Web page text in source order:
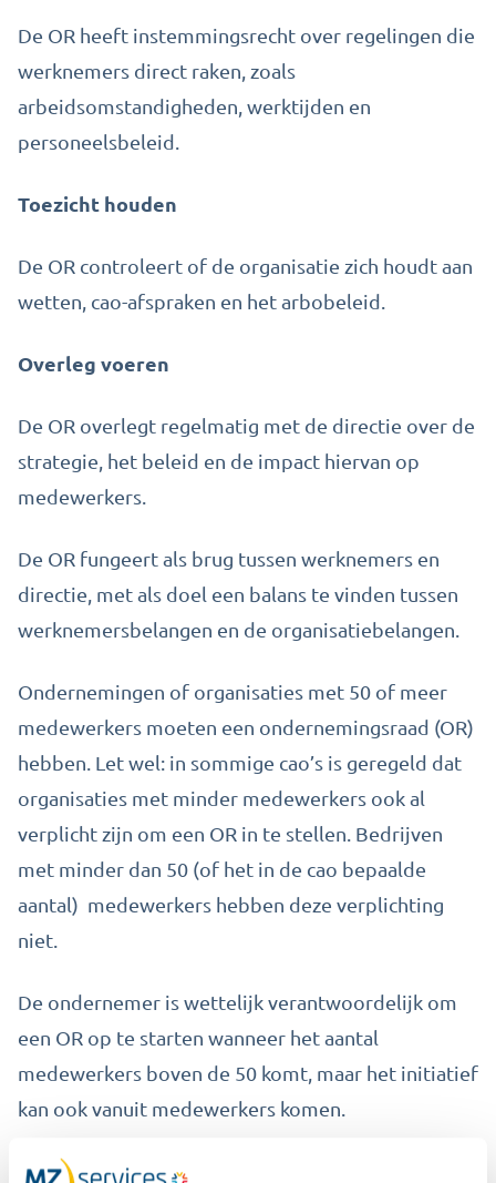
De OR heeft instemmingsrecht over regelingen die
werknemers direct raken, zoals
arbeidsomstandigheden, werktijden en
personeelsbeleid.
Toezicht houden
De OR controleert of de organisatie zich houdt aan
wetten, cao-afspraken en het arbobeleid.
Overleg voeren
De OR overlegt regelmatig met de directie over de
strategie, het beleid en de impact hiervan op
medewerkers.
De OR fungeert als brug tussen werknemers en
directie, met als doel een balans te vinden tussen
werknemersbelangen en de organisatiebelangen.
Ondernemingen of organisaties met 50 of meer
medewerkers moeten een ondernemingsraad (OR)
hebben. Let wel: in sommige cao’s is geregeld dat
organisaties met minder medewerkers ook al
verplicht zijn om een OR in te stellen. Bedrijven
met minder dan 50 (of het in de cao bepaalde
aantal) medewerkers hebben deze verplichting
niet.
De ondernemer is wettelijk verantwoordelijk om
een OR op te starten wanneer het aantal
medewerkers boven de 50 komt, maar het initiatief
kan ook vanuit medewerkers komen.
50 werknemers of meer: OR